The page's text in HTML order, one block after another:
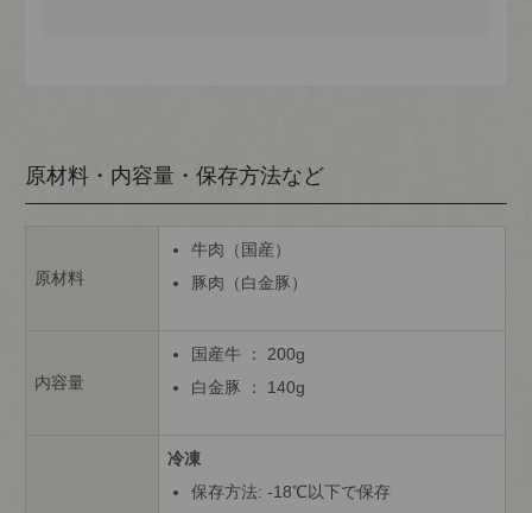
原材料・内容量・保存方法など
原材料
牛肉（国産）
豚肉（白金豚）
内容量
国産牛 ： 200g
白金豚 ： 140g
冷凍
保存方法: -18℃以下で保存